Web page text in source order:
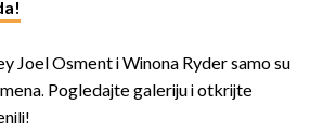
Joel Osment i Winona Ryder samo su
Pogledajte galeriju i otkrijte